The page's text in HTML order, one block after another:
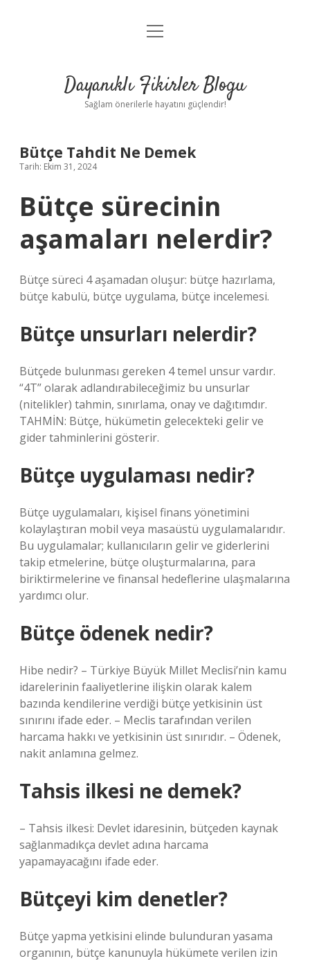
Anasayfa
Yasal Uyarı
menüyü
Dayanıklı Fikirler Blogu
Sağlam önerilerle hayatını güçlendir!
Bütçe Tahdit Ne Demek
Tarih: Ekim 31, 2024
Bütçe sürecinin
aşamaları nelerdir?
Bütçe süreci 4 aşamadan oluşur: bütçe hazırlama,
bütçe kabulü, bütçe uygulama, bütçe incelemesi.
Bütçe unsurları nelerdir?
Bütçede bulunması gereken 4 temel unsur vardır.
“4T” olarak adlandırabileceğimiz bu unsurlar
(nitelikler) tahmin, sınırlama, onay ve dağıtımdır.
TAHMİN: Bütçe, hükümetin gelecekteki gelir ve
gider tahminlerini gösterir.
Bütçe uygulaması nedir?
Bütçe uygulamaları, kişisel finans yönetimini
kolaylaştıran mobil veya masaüstü uygulamalarıdır.
Bu uygulamalar; kullanıcıların gelir ve giderlerini
takip etmelerine, bütçe oluşturmalarına, para
biriktirmelerine ve finansal hedeflerine ulaşmalarına
yardımcı olur.
Bütçe ödenek nedir?
Hibe nedir? – Türkiye Büyük Millet Meclisi’nin kamu
idarelerinin faaliyetlerine ilişkin olarak kalem
bazında kendilerine verdiği bütçe yetkisinin üst
sınırını ifade eder. – Meclis tarafından verilen
harcama hakkı ve yetkisinin üst sınırıdır. – Ödenek,
nakit anlamına gelmez.
Tahsis ilkesi ne demek?
– Tahsis ilkesi: Devlet idaresinin, bütçeden kaynak
sağlanmadıkça devlet adına harcama
yapamayacağını ifade eder.
Bütçeyi kim denetler?
Bütçe yapma yetkisini elinde bulunduran yasama
organının, bütçe kanunuyla hükümete verilen izin